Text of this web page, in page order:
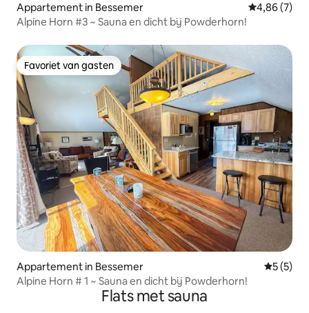
Appartement in Bessemer Gemiddelde
4,86 (7)
Alpine Horn #3 ~ Sauna en dicht bij Powderhorn!
Favoriet van gasten
Favoriet van gasten
Appartement in Bessemer
5 (5)
Alpine Horn # 1 ~ Sauna en dicht bij Powderhorn!
Flats met sauna